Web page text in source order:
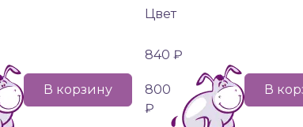
В корзину
Цвет
840 ₽
800
₽
В